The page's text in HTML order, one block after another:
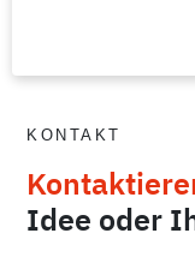
KONTAKT
Idee oder